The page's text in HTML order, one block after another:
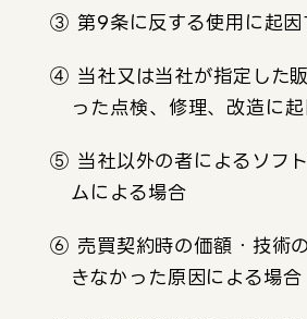
③ 第9条に反する使用に起因
④ 当社又は当社が指定した
った点検、修理、改造に
⑤ 当社以外の者によるソフ
ムによる場合
⑥ 売買契約時の価額・技術
きなかった原因による場合